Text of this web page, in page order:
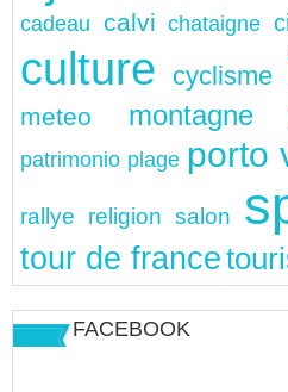
cadeau calvi chataigne
culture cyclisme
meteo montagne
patrimonio plage porto
rallye religion salon
tour de france
FACEBOOK